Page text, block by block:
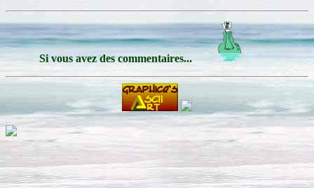
Si vous avez des commentaires...